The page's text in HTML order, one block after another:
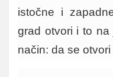
istočne i
grad otvori i to
način: da se